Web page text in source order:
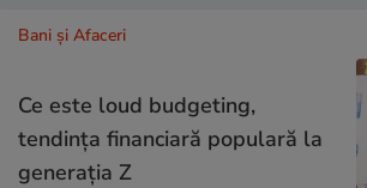
Bani și Afaceri
Ce este loud budgeting,
tendința financiară populară la
generația Z